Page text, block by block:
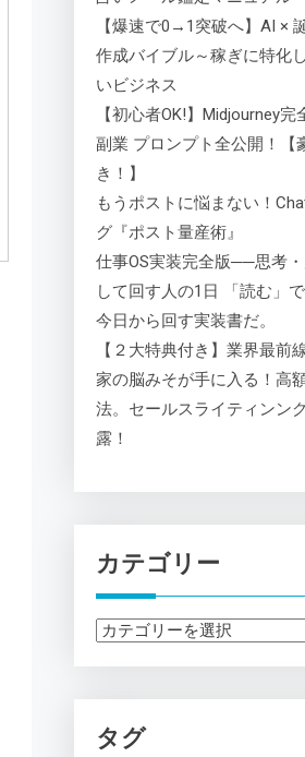
【爆速で0→1突破へ】AI ×
作成バイブル～稼ぎに特化
いビジネス
【初心者OK!】Midjourney
副業 プロンプト全公開！【
き！】
もうポストに悩まない！
グ『ポスト量産術』
仕事OS実装完全版──思考
して回す人の1日 「読む」
今日から回す実装書だ。
【２大特典付き】業界最前
家の脳みそが手に入る！高
法。セールスライティンン
露！
カテゴリー
カ
ー
タグ